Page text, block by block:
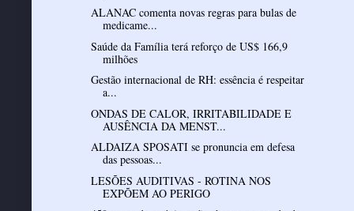
ALANAC comenta novas regras para bulas de
medicame...
Saúde da Família terá reforço de US$ 166,9
milhões
Gestão internacional de RH: essência é respeitar
a...
ONDAS DE CALOR, IRRITABILIDADE E
AUSÊNCIA DA MENST...
ALDAIZA SPOSATI se pronuncia em defesa
das pessoas...
LESÕES AUDITIVAS - ROTINA NOS
EXPÕEM AO PERIGO